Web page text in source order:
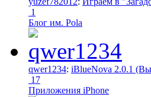
1
Блог им. Pola
qwer1234: iBlueNova 2.0.1
17
Приложения iPhone